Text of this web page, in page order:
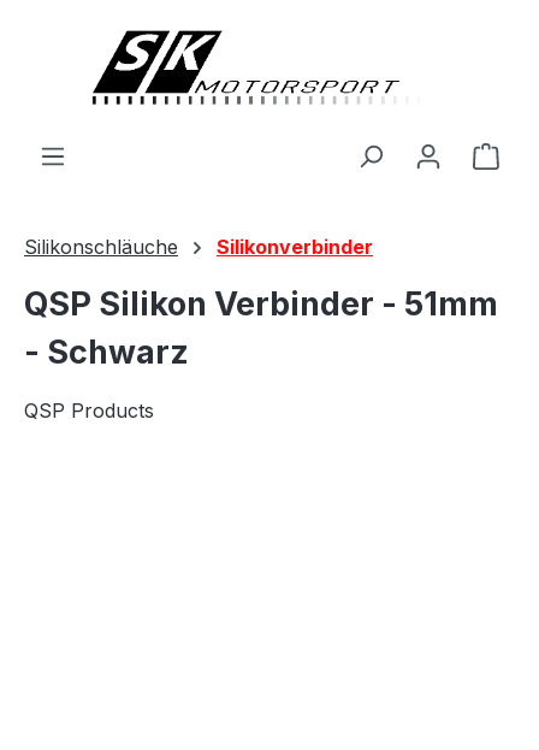
Silikonschläuche Silikonverbinder
QSP Silikon Verbinder - 51mm
- Schwarz
QSP Products